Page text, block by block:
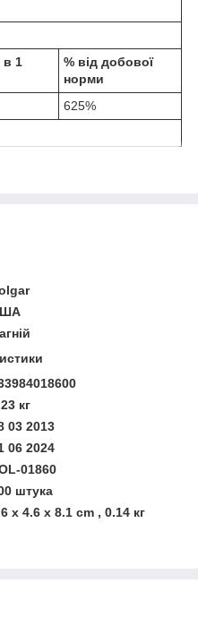
в 1
% від добової
норми
625%
кг
03 2013
06 2024
01860
штука
x 4.6 x 8.1 cm , 0.14 кг